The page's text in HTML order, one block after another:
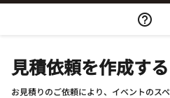
Skip To Content
見積依頼を作成する
お見積りのご依頼により、イベントのス